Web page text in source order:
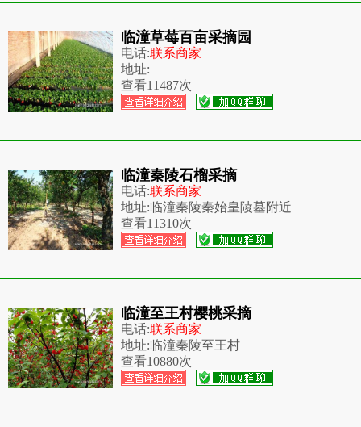
临潼草莓百亩采摘园
电话:联系商家
地址:
查看11487次
临潼秦陵石榴采摘
电话:联系商家
地址:临潼秦陵秦始皇陵墓附近
查看11310次
临潼至王村樱桃采摘
电话:联系商家
地址:临潼秦陵至王村
查看10880次